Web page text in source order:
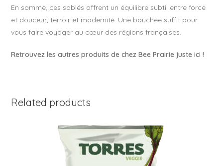
En somme, ces sablés offrent un équilibre subtil entre force
et douceur, terroir et modernité. Une bouchée suffit pour
vous faire voyager au cœur des régions françaises.
Retrouvez les autres produits de chez Bee Prairie juste ici !
Related products